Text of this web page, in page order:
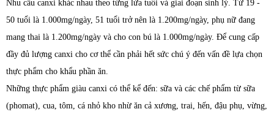
Nhu cầu canxi khác nhau theo từng lứa tuổi và giai đoạn sinh lý. Từ 19 -
50 tuổi là 1.000mg/ngày, 51 tuổi trở nên là 1.200mg/ngày, phụ nữ đang
mang thai là 1.200mg/ngày và cho con bú là 1.000mg/ngày. Để cung cấp
đầy đủ lượng canxi cho cơ thể cần phải hết sức chú ý đến vấn đề lựa chọn
thực phẩm cho khẩu phần ăn.
Những thực phẩm giàu canxi có thể kể đến: sữa và các chế phẩm từ sữa
(phomat), cua, tôm, cá nhỏ kho nhừ ăn cả xương, trai, hến, đậu phụ, vừng,